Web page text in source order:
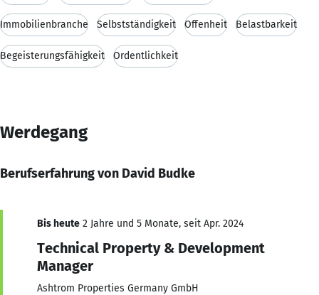
Immobilienbranche Selbstständigkeit Offenheit Belastbarkeit
Begeisterungsfähigkeit Ordentlichkeit
Werdegang
Berufserfahrung von David Budke
Bis heute 2 Jahre und 5 Monate, seit Apr. 2024
Technical Property & Development
Manager
Ashtrom Properties Germany GmbH